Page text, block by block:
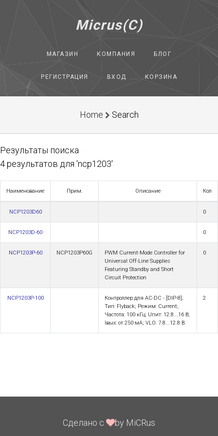
Micrus(C)
МАГАЗИН КОМПАНИЯ БЛОГ
РЕГИСТРАЦИЯ ВХОД КОРЗИНА
Home Search
Результаты поиска
4 результатов для 'ncp1203'
Наименование Прим. Описание Кол
NCP1203D60 0
NCP1203D-60 0
NCP1203P-60 NCP1203P60G
PWM Current-Mode Controller for
Universal Off-Line Supplies
Featuring Standby and Short
Circuit Protection
0
NCP1203P-100
Контроллер для AC-DC - [DIP-8];
Тип: Flyback; Режим: Current;
Частота: 100 кГц; Uпит: 12.8...16 В;
Iвых: от 250 мА; VLO: 7.8...12.8 В.
2
Сделано с by MiCRus